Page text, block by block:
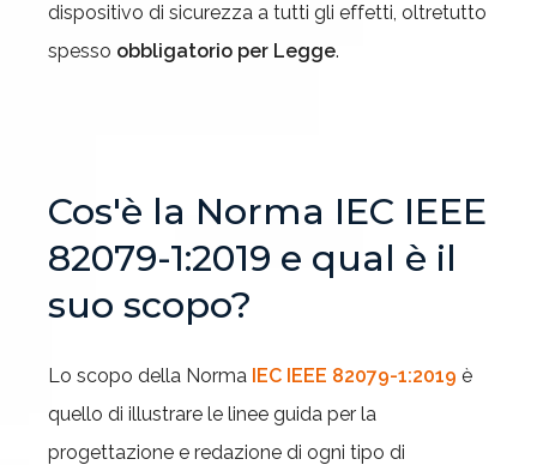
dispositivo di sicurezza a tutti gli effetti, oltretutto
spesso obbligatorio per Legge.
Cos'è la Norma IEC IEEE
82079-1:2019 e qual è il
suo scopo?
Lo scopo della Norma IEC IEEE 82079-1:2019 è
quello di illustrare le linee guida per la
progettazione e redazione di ogni tipo di